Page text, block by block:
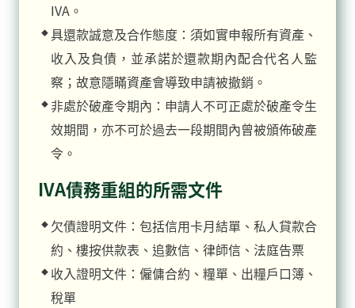
IVA。
具還款誠意及合作態度：須如實申報所有資產、
收入及負債，並承諾於還款期內配合代名人監
察；故意隱瞞資產會導致申請被撤銷。
非處於破產令期內：申請人不可正處於破產令生
效期間，亦不可於過去一段期間內曾被頒佈破產
令。
IVA債務重組的所需文件
欠債證明文件：包括信用卡月結單、私人貸款合
約、樓按供款表、追數信、律師信、法庭告票
收入證明文件：僱傭合約、糧單、出糧戶口簿、
稅單